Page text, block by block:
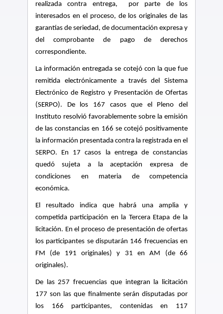
realizada contra entrega, por parte de los
interesados en el proceso, de los originales de las
garantías de seriedad, de documentación expresa y
del comprobante de pago de derechos
correspondiente.
La información entregada se cotejó con la que fue
remitida electrónicamente a través del Sistema
Electrónico de Registro y Presentación de Ofertas
(SERPO). De los 167 casos que el Pleno del
Instituto resolvió favorablemente sobre la emisión
de las constancias en 166 se cotejó positivamente
la información presentada contra la registrada en el
SERPO. En 17 casos la entrega de constancias
quedó sujeta a la aceptación expresa de
condiciones en materia de competencia
económica.
El resultado indica que habrá una amplia y
competida participación en la Tercera Etapa de la
licitación. En el proceso de presentación de ofertas
los participantes se disputarán 146 frecuencias en
FM (de 191 originales) y 31 en AM (de 66
originales).
De las 257 frecuencias que integran la licitación
177 son las que finalmente serán disputadas por
los 166 participantes, contenidas en 117